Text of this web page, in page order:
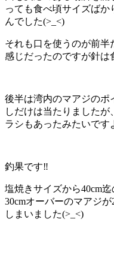
っても食べ頃サイズば
んでした(>_<)
それも口を使うのが前半
感じだったのですが針は
後半は湾内のマアジのポ
しだけは当たりました
ラシもあったみたいです
釣果です‼️
塩焼きサイズから40cm
30cmオーバーのマアジ
しまいました(>_<)